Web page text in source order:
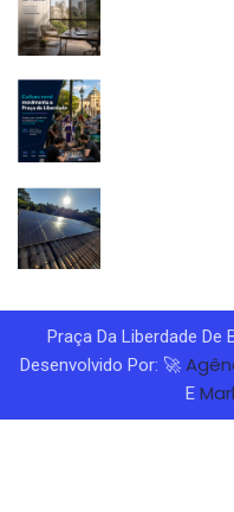
Praça Da Liberdade De
Desenvolvido Por: 🚀
E